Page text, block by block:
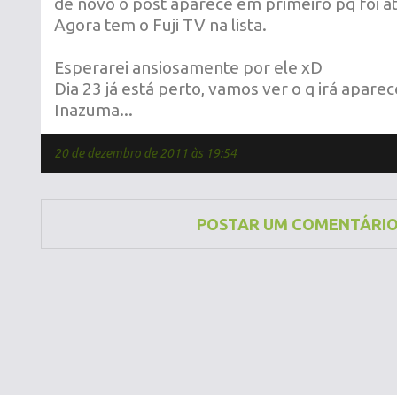
Agora tem o Fuji TV na lista.
Esperarei ansiosamente por ele xD
Dia 23 já está perto, vamos ver o q irá
Inazuma...
20 de dezembro de 2011 às 19:54
POSTAR UM